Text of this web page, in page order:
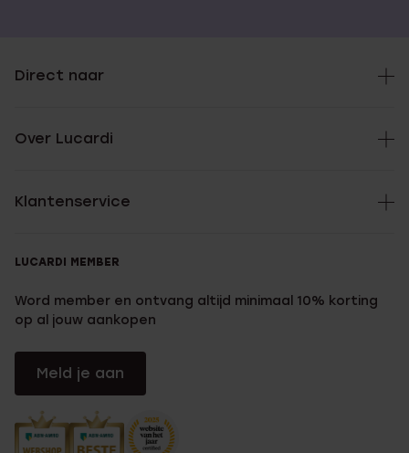
Direct naar
Over Lucardi
Klantenservice
LUCARDI MEMBER
Word member en ontvang altijd minimaal 10% korting
op al jouw aankopen
Meld je aan